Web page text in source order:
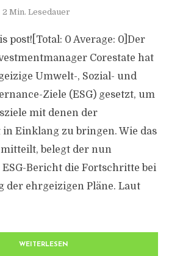
2 Min. Lesedauer
post![Total: 0 Average: 0]Der
Corestate hat
Umwelt-, Sozial- und
Ziele (ESG) gesetzt, um
mit denen der
Einklang zu bringen. Wie das
belegt der nun
Bericht die Fortschritte bei
der ehrgeizigen Pläne. Laut
WEITERLESEN